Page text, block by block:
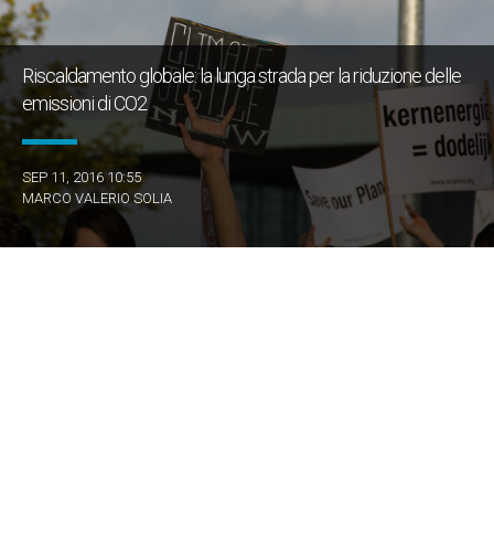
Riscaldamento globale: la lunga strada per la riduzione delle
emissioni di CO2
SEP 11, 2016 10:55
MARCO VALERIO SOLIA